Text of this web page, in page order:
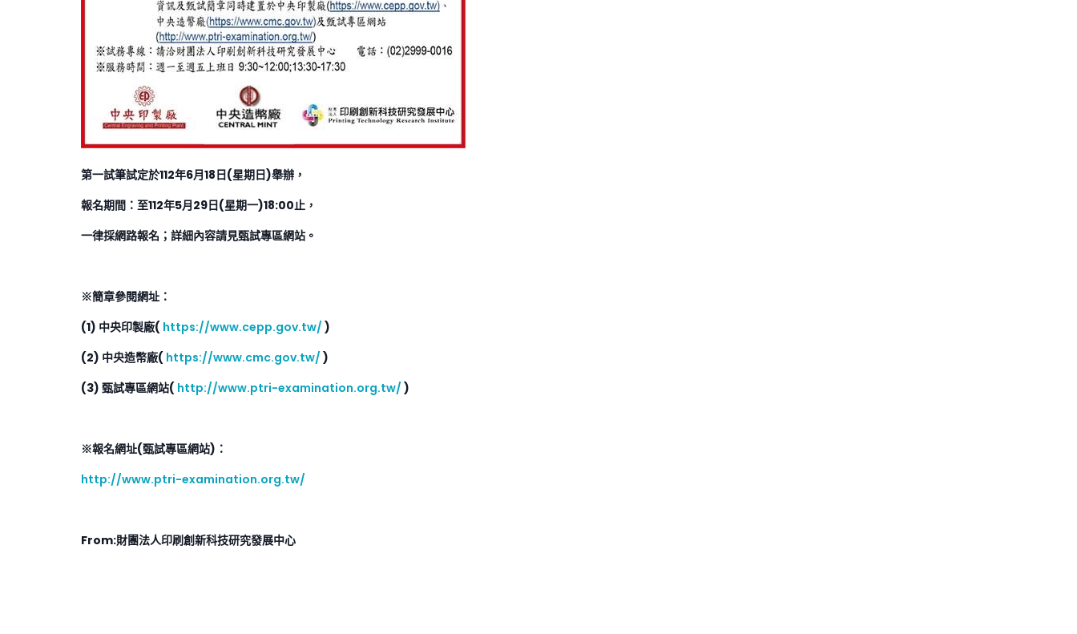
第一試筆試定於112年6月18日(星期日)舉辦，
報名期間 ： 至112年5月29日(星期一)18:00止，
一律採網路報名；詳細內容請見甄試專區網站。
※簡章參閱網址：
(1) 中央印製廠( https://www.cepp.gov.tw/ )
(2) 中央造幣廠( https://www.cmc.gov.tw/ )
(3) 甄試專區網站( http://www.ptri-examination.org.tw/ )
※報名網址(甄試專區網站)：
http://www.ptri-examination.org.tw/
From:財團法人印刷創新科技研究發展中心